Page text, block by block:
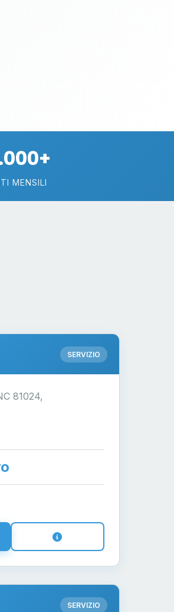
MENSILI
SERVIZIO
81024,
SERVIZIO